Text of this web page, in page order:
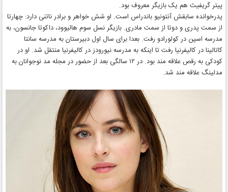
پیتر گریفیث هم یک بازیگر معروف بود.
پدرخوانده سابقش آنتونیو باندراس است. او شش خواهر و برادر ناتنی دارد: چهارتا
از سمت پدری و دوتا از سمت مادری. بازیگر نسل سوم هالیوود، داکوتا جانسون، به
مدرسه اسپن در کولورادو رفت. بعدا برای سال اول دبیرستان به مدرسه سانتا
کاتالینا در کالیفرنیا رفت تا اینکه به مدرسه نیورودز در کالیفرنیا منتقل شد. او در
کودکی به رقص علاقه مند بود. در ۱۲ سالگی بعد از حضور در مجله مد نوجوانان به
مدلینگ علاقه مند شد.